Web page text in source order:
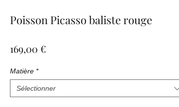
Poisson Picasso baliste rouge
169,00 €
Matière *
Sélectionner